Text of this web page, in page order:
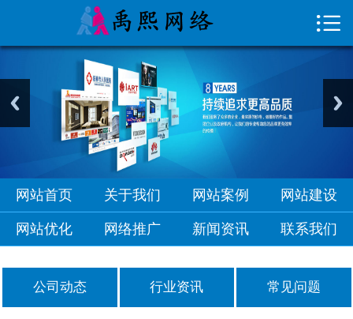
网站案例
网站优化
网络推广

网站首页 关于我们 网站案例 网站建设
网站优化 网络推广 新闻资讯 联系我们
公司动态 行业资讯 常见问题